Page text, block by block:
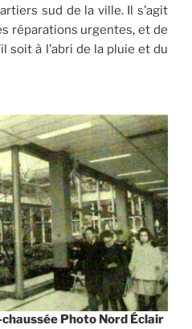
sud de la ville. Il s’agit
réparations urgentes, et de
soit à l’abri de la pluie et du
Photo Nord Éclair